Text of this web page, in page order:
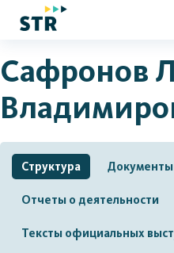
Сафронов
Структура Документы
Отчеты о деятельности
Тексты официальных